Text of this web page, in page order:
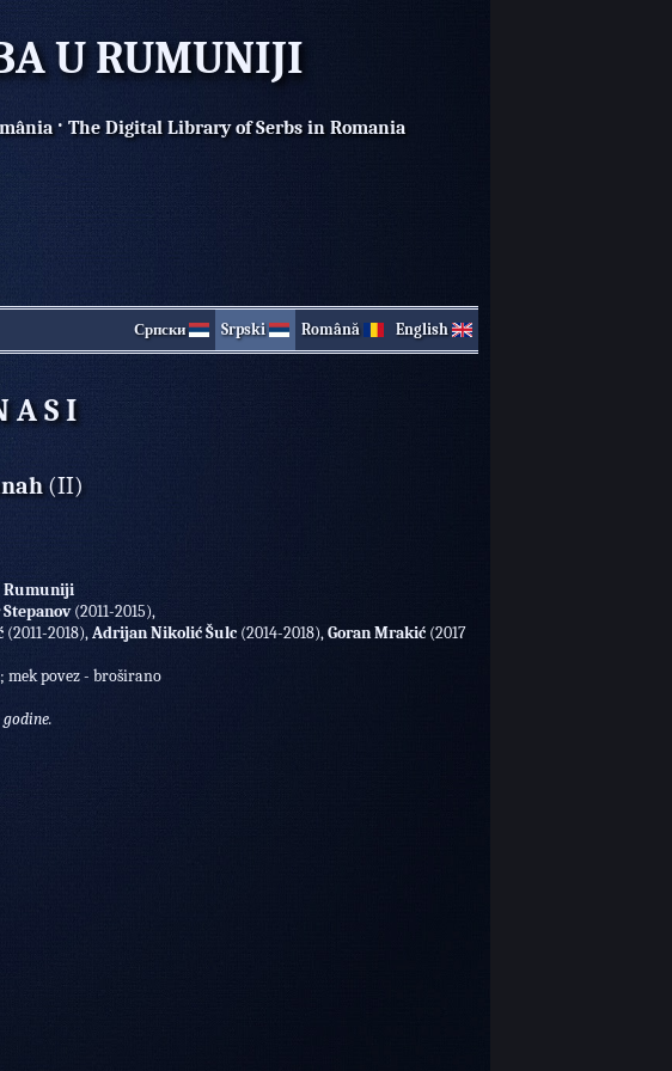
U RUMUNIJI
· The Digital Library of Serbs in Romania
Српски Srpski Română English
A S I
(II)
Rumuniji
(2011-2015),
(2011-2018),Adrijan Nikolić Šulc (2014-2018),Goran Mrakić (2017
mek povez - broširano